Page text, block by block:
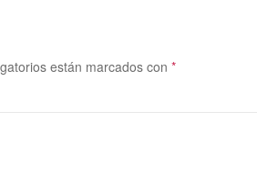
están marcados con *